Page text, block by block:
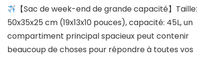
【Sac de week-end de grande capacité】Taille:
50x35x25 cm (19x13x10 pouces), capacité: 45L, un
compartiment principal spacieux peut contenir
beaucoup de choses pour répondre à toutes vos